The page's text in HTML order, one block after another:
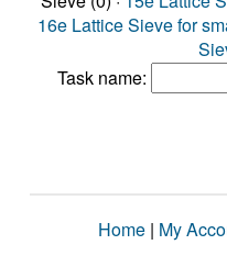
16e Lattice Sieve for
Task name:
Home | My